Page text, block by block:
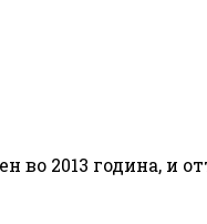
во 2013 година, и